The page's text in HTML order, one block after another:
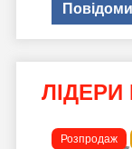
Розпродаж